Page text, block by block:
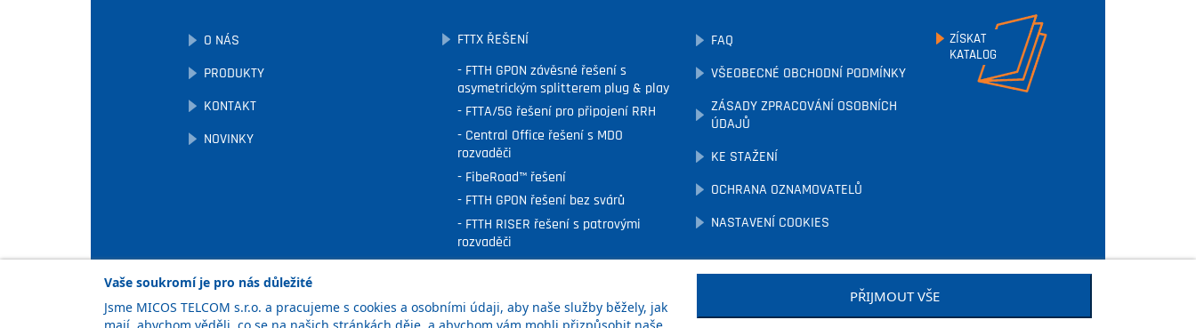
O NÁS
PRODUKTY
KONTAKT
NOVINKY
FTTX ŘEŠENÍ
FTTH GPON závěsné řešení s
asymetrickým splitterem plug & play
FTTA/5G řešení pro připojení RRH
Central Office řešení s MDO
rozvaděči
FibeRoad™ řešení
FTTH GPON řešení bez svárů
FTTH RISER řešení s patrovými
rozvaděči
FTTx podzemní řešení
FAQ
VŠEOBECNÉ OBCHODNÍ PODMÍNKY
ZÁSADY ZPRACOVÁNÍ OSOBNÍCH
ÚDAJŮ
KE STAŽENÍ
OCHRANA OZNAMOVATELŮ
NASTAVENÍ COOKIES
ZÍSKAT
KATALOG
Vaše soukromí je pro nás důležité
Jsme MICOS TELCOM s.r.o. a pracujeme s cookies a osobními údaji, aby naše služby běžely, jak
PŘIJMOUT VŠE